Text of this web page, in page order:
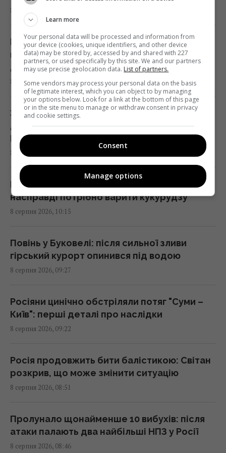
понад 400 років: що про неї відомо
09:30 субота, 08 серпня 2026
"Цій людині не місце тут": Усик різко
засудив рішення МОК щодо Росії на
Олімпіаді
09:27 субота, 08 серпня 2026
Жодну балістичну ракету не збили:
Повітряні сили розкрили деталі нічної
атаки росіян
09:26 субота, 08 серпня 2026
Що придумати замість дверей у кімнату: 4
оригінальні та недорогі рішення
"Сміливо і мужньо": ЗМІ розкрили, хто
врятував український літак від дрона в
08:59 субота, 08 серпня 2026
Що не слід робити після вечері:
здорового травлення
08:58 субота, 08 серпня 2026
Томаса Крауна" від Майкла Б. Джордана
08:34 субота, 08 серпня 2026
8 серпня 2026, 11:11
Перша зміна після лікарняного: ракета РФ
вбила на станції під Києвом маму маленької
дівчинки
8 серпня 2026, 10:39
Загинули 3-річний хлопчик, його бабуся та
дідусь: Зеленський розкрив деталі атаки
РФ
8 серпня 2026, 10:28
Більшість робить помилку: скільки
насправді потрібно варити кукурудзу
8 серпня 2026, 10:15
Повінь у Буковелі: після сильної зливи
гірський курорт опинився під водою
8 серпня 2026, 09:27
Росіяни цинічно обстріляли потяг "Суми –
Київ": перші деталі про наслідки
8 серпня 2026, 09:22
Росія продовжить бити балістикою: Світан
розкрив, що може змінити ситуацію
8 серпня 2026, 08:51
Пролунало щонайменше 10 вибухів: після
атаки палають два найбільші НПЗ у Росії
8 серпня 2026, 08:46
Learn more
Your personal data will be processed and information from
your device (cookies, unique identifiers, and other device
data) may be stored by, accessed by and shared with 227
partners, or used specifically by this site. We and our partners
may use precise geolocation data. List of partners.
Some vendors may process your personal data on the basis
of legitimate interest, which you can object to by managing
your options below. Look for a link at the bottom of this page
or in the site menu to manage or withdraw consent in privacy
and cookie settings.
Consent
Manage options